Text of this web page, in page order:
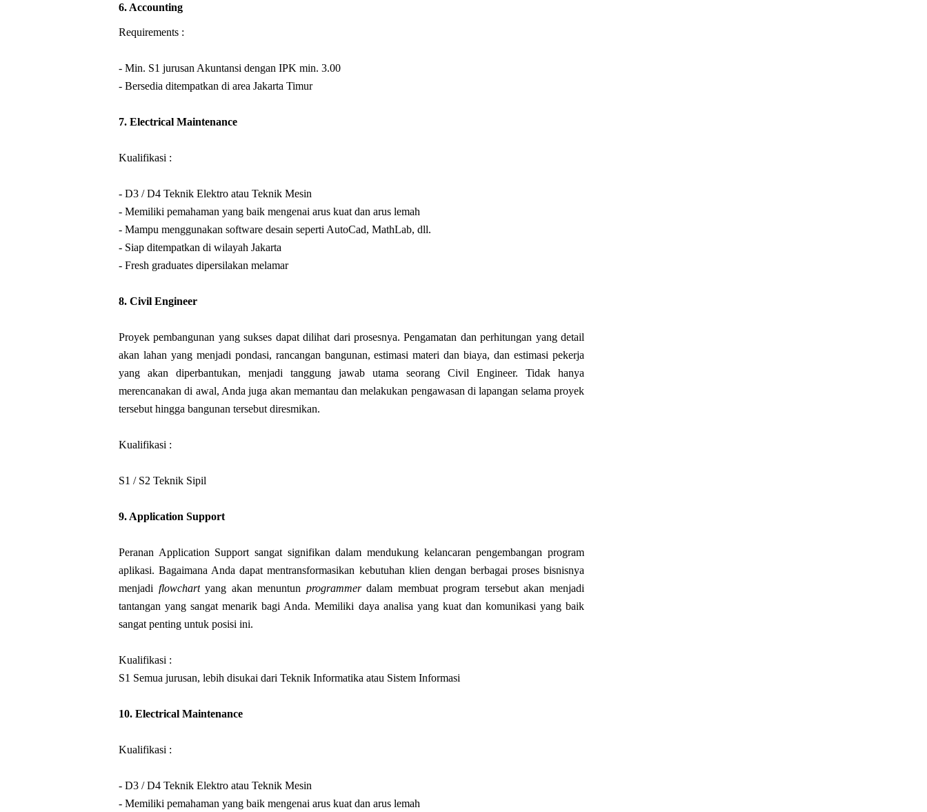
6. Accounting
Requirements :
- Min. S1 jurusan Akuntansi dengan IPK min. 3.00
- Bersedia ditempatkan di area Jakarta Timur
7. Electrical Maintenance
Kualifikasi :
- D3 / D4 Teknik Elektro atau Teknik Mesin
- Memiliki pemahaman yang baik mengenai arus kuat dan arus lemah
- Mampu menggunakan software desain seperti AutoCad, MathLab, dll.
- Siap ditempatkan di wilayah Jakarta
- Fresh graduates dipersilakan melamar
8. Civil Engineer
Proyek pembangunan yang sukses dapat dilihat dari prosesnya. Pengamatan dan perhitungan yang detail
akan lahan yang menjadi pondasi, rancangan bangunan, estimasi materi dan biaya, dan estimasi pekerja
yang akan diperbantukan, menjadi tanggung jawab utama seorang Civil Engineer. Tidak hanya
merencanakan di awal, Anda juga akan memantau dan melakukan pengawasan di lapangan selama proyek
tersebut hingga bangunan tersebut diresmikan.
Kualifikasi :
S1 / S2 Teknik Sipil
9. Application Support
Peranan Application Support sangat signifikan dalam mendukung kelancaran pengembangan program
aplikasi. Bagaimana Anda dapat mentransformasikan kebutuhan klien dengan berbagai proses bisnisnya
menjadi flowchartyang akan menuntun programmerdalam membuat program tersebut akan menjadi
tantangan yang sangat menarik bagi Anda. Memiliki daya analisa yang kuat dan komunikasi yang baik
sangat penting untuk posisi ini.
Kualifikasi :
S1 Semua jurusan, lebih disukai dari Teknik Informatika atau Sistem Informasi
10. Electrical Maintenance
Kualifikasi :
- D3 / D4 Teknik Elektro atau Teknik Mesin
- Memiliki pemahaman yang baik mengenai arus kuat dan arus lemah